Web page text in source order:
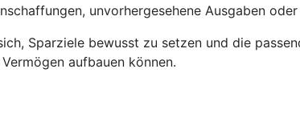
unvorhergesehene Ausgaben
Sparziele bewusst zu setzen und die
aufbauen können.